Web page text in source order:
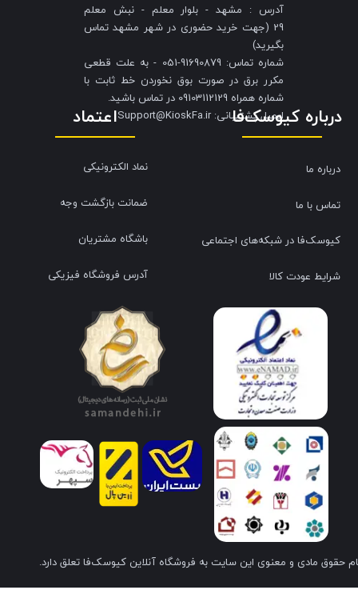
آدرس : مشهد - بلوار معلم - نبش معلم
29 (جهت خرید حضوری در شهر مشهد تماس
بگیرید)
شماره تماس: 91690879-051 - به علت قطعی
مکرر برق در صورت بوق نخوردن خط ثابت با
شماره همراه 09103112129 در تماس باشید.
​​​​​​​ایمیل پشتیبانی: Support@KioskFa.ir
حقوق مادی و معنوی این سایت به فروشگاه آنلاین کیوسک‌فا تعلق دارد.
اعتماد
نماد الکترونیکی
ضمانت بازگشت وجه
باشگاه مشتریان
آدرس فروشگاه فیزیکی
درباره کیوسک‌فا
درباره ما
تماس با ما
کیوسک‌فا در شبکه‌های اجتماعی
شرایط عودت کالا